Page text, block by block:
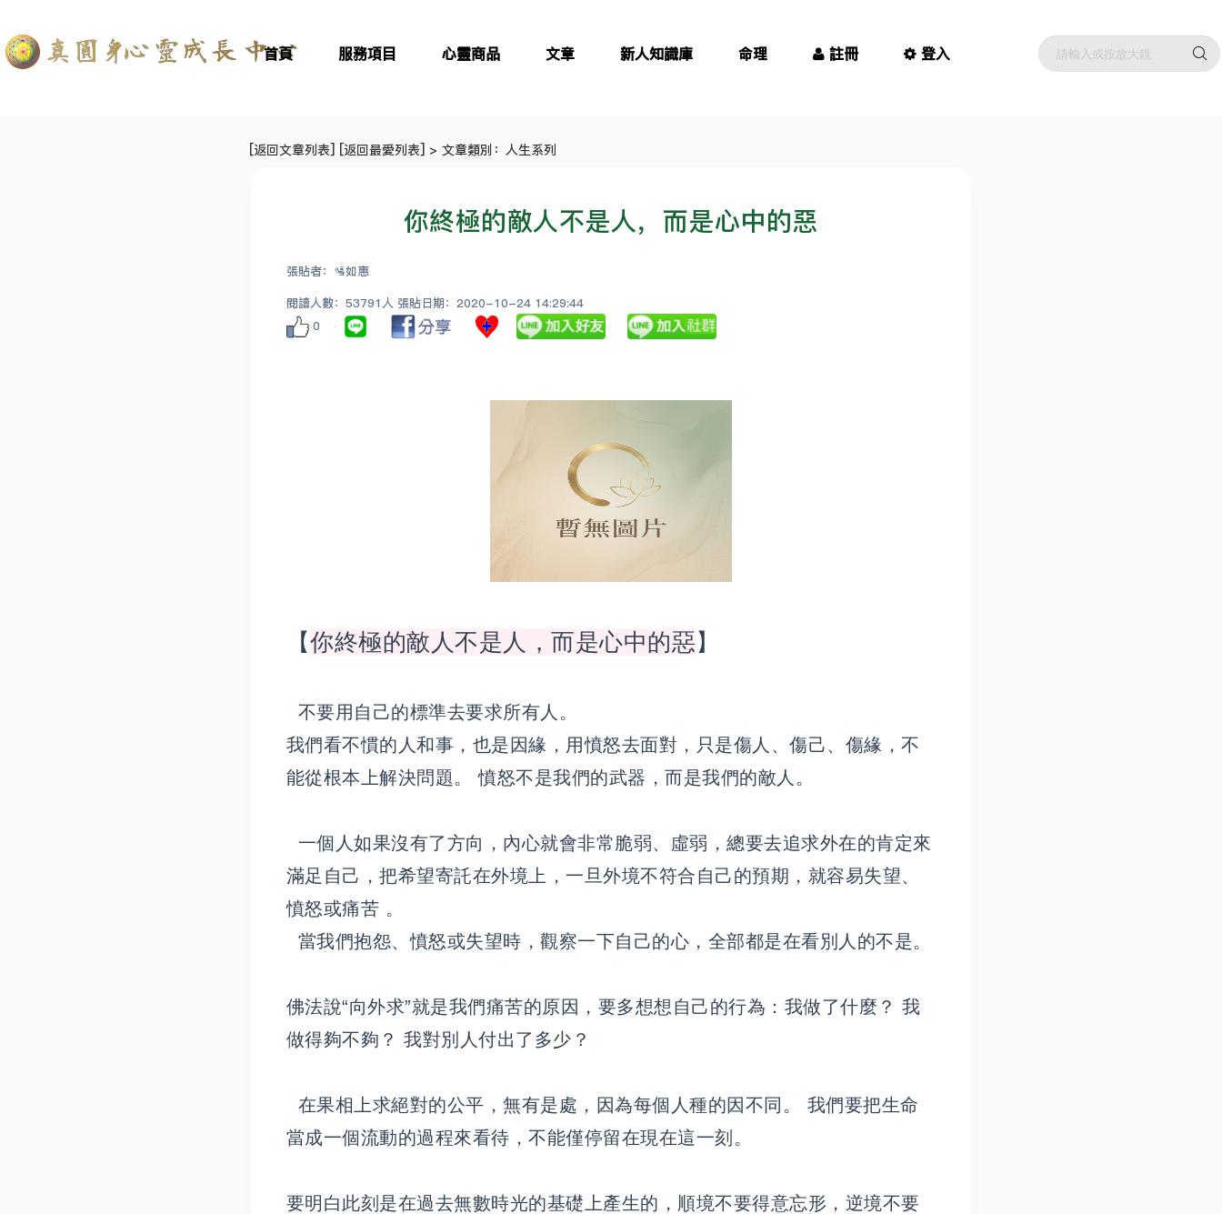
首頁 服務項目 心靈商品 文章 新人知識庫 命理 註冊 登入
[返回文章列表] [返回最愛列表] > 文章類別：人生系列
你終極的敵人不是人，而是心中的惡
張貼者：🛂如惠
閱讀人數：53791人 張貼日期：2020-10-24 14:29:44
0
【你終極的敵人不是人，而是心中的惡】
不要用自己的標準去要求所有人。
我們看不慣的人和事，也是因緣，用憤怒去面對，只是傷人、傷己、傷緣，不
能從根本上解決問題。 憤怒不是我們的武器，而是我們的敵人。
一個人如果沒有了方向，內心就會非常脆弱、虛弱，總要去追求外在的肯定來
滿足自己，把希望寄託在外境上，一旦外境不符合自己的預期，就容易失望、
憤怒或痛苦 。
當我們抱怨、憤怒或失望時，觀察一下自己的心，全部都是在看別人的不是。
佛法說“向外求”就是我們痛苦的原因，要多想想自己的行為：我做了什麼？ 我
做得夠不夠？ 我對別人付出了多少？
在果相上求絕對的公平，無有是處，因為每個人種的因不同。 我們要把生命
當成一個流動的過程來看待，不能僅停留在現在這一刻。
要明白此刻是在過去無數時光的基礎上產生的，順境不要得意忘形，逆境不要